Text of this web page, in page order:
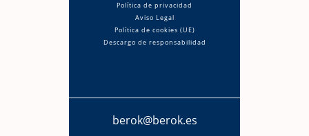
Política de privacidad
Aviso Legal
Política de cookies (UE)
Descargo de responsabilidad
berok@berok.es